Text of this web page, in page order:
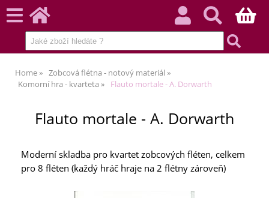
Home
Zobcová flétna - notový materiál
Komorní hra - kvarteta
Flauto mortale - A. Dorwarth
Flauto mortale - A. Dorwarth
Moderní skladba pro kvartet zobcových fléten, celkem
pro 8 fléten (každý hráč hraje na 2 flétny zároveň)